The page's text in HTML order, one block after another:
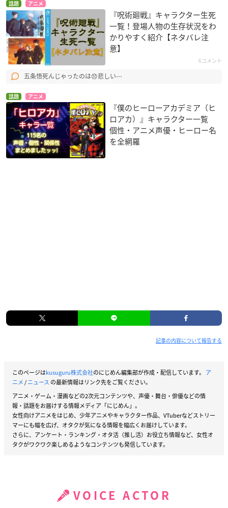
話題 アニメ
『呪術廻戦』キャラクター生死
一覧！登場人物の生存状況をわ
かりやすく紹介【ネタバレ注
意】
6コメント
五条悟死んじゃったのは😞悲しい⋯
話題 アニメ
『僕のヒーローアカデミア（ヒ
ロアカ）』キャラクター一覧
個性・アニメ声優・ヒーロー名
を全網羅
記事の内容について報告する
このページはkusuguru株式会社のにじめん編集部が作成・配信しています。 ア
ニメ/ニュース の最新情報はリンク先をご覧ください。
アニメ・ゲーム・漫画などの2次元コンテンツや、声優・舞台・俳優などの情
報・話題をお届けする情報メディア「にじめん」。
女性向けアニメをはじめ、少年アニメやキャラクター作品、VTuberなどストリー
マーにも幅を広げ、オタクが気になる情報を幅広くお届けしています。
さらに、アンケート・ランキング・オタ活（推し活）お役立ち情報など、女性オ
タクがワクワク楽しめるようなコンテンツも発信しています。
VOICE ACTOR